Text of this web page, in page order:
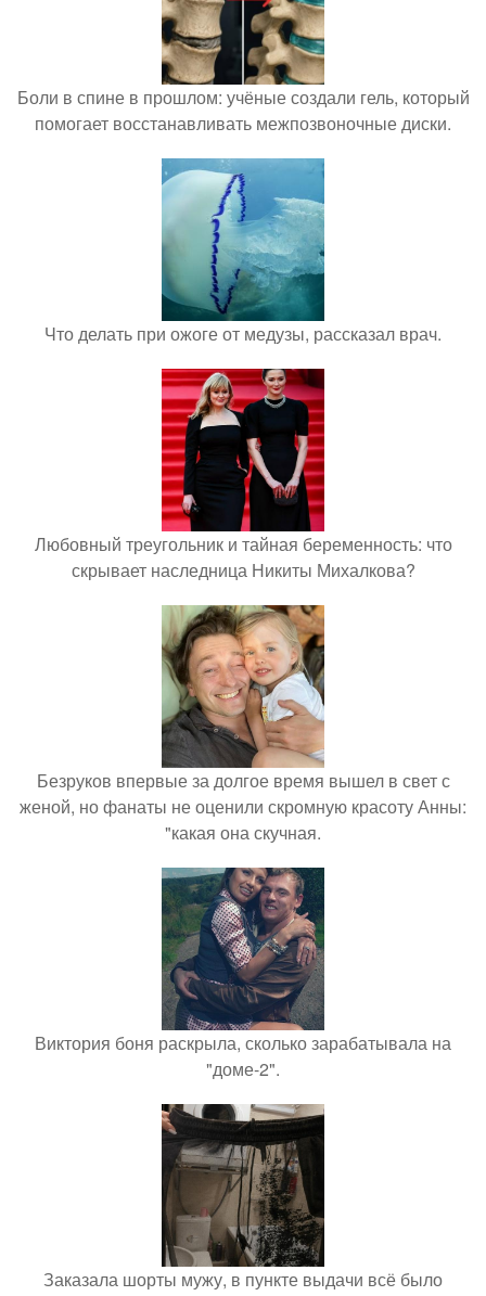
Боли в спине в прошлом: учёные создали гель, который
помогает восстанавливать межпозвоночные диски.
Что делать при ожоге от медузы, рассказал врач.
Любовный треугольник и тайная беременность: что
скрывает наследница Никиты Михалкова?
Безруков впервые за долгое время вышел в свет с
женой, но фанаты не оценили скромную красоту Анны:
"какая она скучная.
Виктория боня раскрыла, сколько зарабатывала на
"доме-2".
Заказала шорты мужу, в пункте выдачи всё было